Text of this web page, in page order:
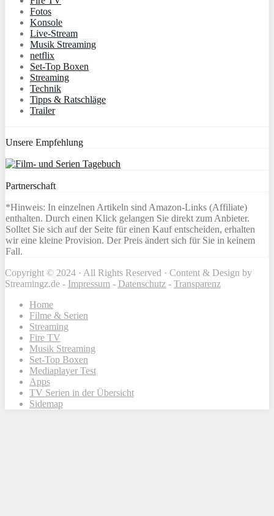
Fotos
Konsole
Live-Stream
Musik Streaming
netflix
Set-Top Boxen
Streaming
Technik
Tipps & Ratschläge
Trailer
Unsere Empfehlung
Partnerschaft
*Hinweis: In einzelnen Artikeln sind Amazon-Links (Affiliate)
enthalten. Durch einen Klick gelangen Sie direkt zum Anbieter.
Solltet Sie sich auf der Seite für einen Kauf entscheiden, erhalten
wir eine kleine Provision. Der Preis ändert sich für Sie in keinem
Fall.
Copyright © 2024 · All Rights Reserved · Content & Design by
Streamingz.de - Impressum - Datenschutz - Transparenz
Home
Filme & Serien
Streaming
Fire TV
Musik Streaming
Set-Top Boxen
Mediaplayer Test
Apps
TV Serien in der Übersicht
Sidemap